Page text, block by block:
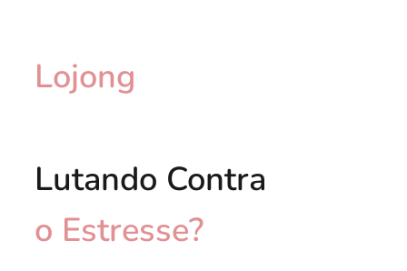
Lojong
Lutando Contra
o Estresse?